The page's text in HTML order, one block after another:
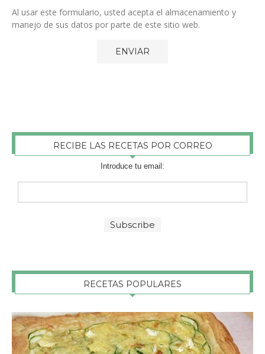
Al usar este formulario, usted acepta el almacenamiento y
manejo de sus datos por parte de este sitio web.
RECIBE LAS RECETAS POR CORREO
Introduce tu email:
RECETAS POPULARES